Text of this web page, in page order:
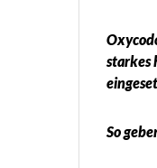
starkes
So